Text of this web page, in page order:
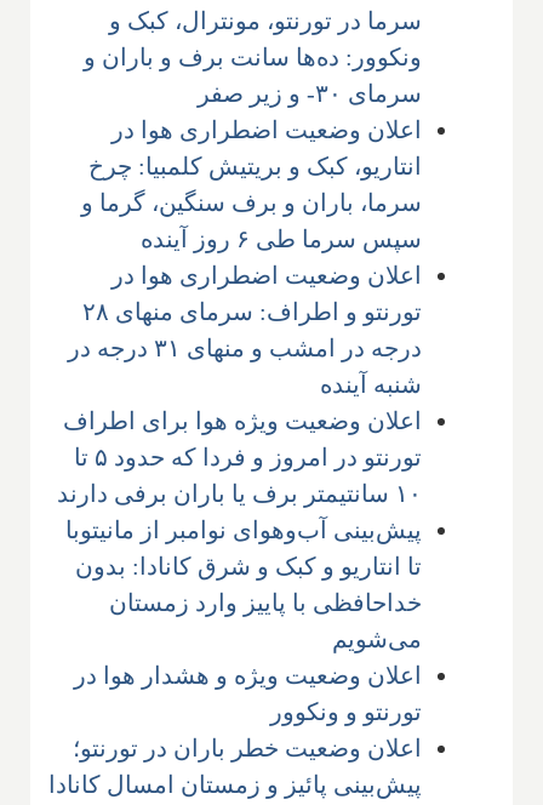
سرما در تورنتو، مونترال، کبک و
ونکوور: ده‌ها سانت برف و باران و
سرمای ۳۰- و زیر صفر
اعلان وضعیت اضطراری هوا در
انتاریو، کبک و بریتیش کلمبیا: چرخ
سرما، باران و برف سنگین، گرما و
سپس سرما طی ۶ روز آینده
اعلان وضعیت اضطراری هوا در
تورنتو و اطراف: سرمای منهای ۲۸
درجه در امشب و منهای ۳۱ درجه در
شنبه آینده
اعلان وضعیت ویژه هوا برای اطراف
تورنتو در امروز و فردا که حدود ۵ تا
۱۰ سانتیمتر برف یا باران برفی دارند
پیش‌بینی آب‌وهوای نوامبر از مانیتوبا
تا انتاریو و کبک و شرق کانادا: بدون
خداحافظی با پاییز وارد زمستان
می‌شویم
اعلان وضعیت ویژه و هشدار هوا در
تورنتو و ونکوور
اعلان وضعیت خطر باران در تورنتو؛
پیش‌بینی پائیز و زمستان امسال کانادا